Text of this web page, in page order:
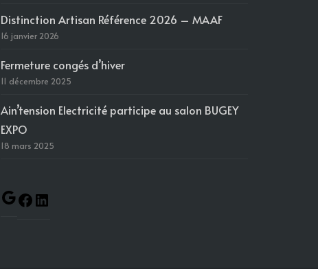
Distinction Artisan Référence 2026 – MAAF
16 janvier 2026
Fermeture congés d’hiver
11 décembre 2025
Ain’tension Electricité participe au salon BUGEY
EXPO
18 mars 2025